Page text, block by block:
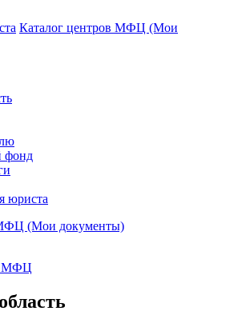
Каталог центров МФЦ (Мои
фонд
юриста
(Мои документы)
МФЦ